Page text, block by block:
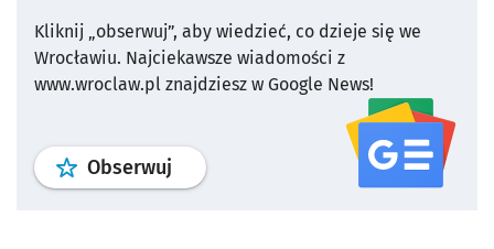
Kliknij „obserwuj”, aby wiedzieć, co dzieje się we
Wrocławiu. Najciekawsze wiadomości z
www.wroclaw.pl znajdziesz w Google News!
Obserwuj profil serwisu